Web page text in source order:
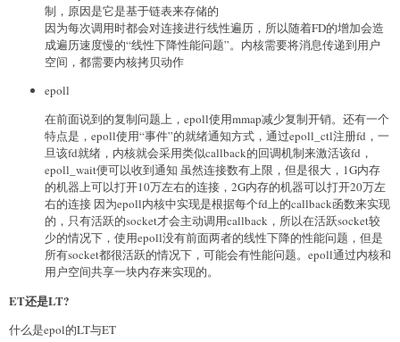
制，原因是它是基于链表来存储的
因为每次调用时都会对连接进行线性遍历，所以随着FD的增加会造
成遍历速度慢的“线性下降性能问题”。内核需要将消息传递到用户
空间，都需要内核拷贝动作
epoll
在前面说到的复制问题上，epoll使用mmap减少复制开销。还有一个
特点是，epoll使用“事件”的就绪通知方式，通过epoll_ctl注册fd，一
旦该fd就绪，内核就会采用类似callback的回调机制来激活该fd，
epoll_wait便可以收到通知 虽然连接数有上限，但是很大，1G内存
的机器上可以打开10万左右的连接，2G内存的机器可以打开20万左
右的连接 因为epoll内核中实现是根据每个fd上的callback函数来实现
的，只有活跃的socket才会主动调用callback，所以在活跃socket较
少的情况下，使用epoll没有前面两者的线性下降的性能问题，但是
所有socket都很活跃的情况下，可能会有性能问题。epoll通过内核和
用户空间共享一块内存来实现的。
ET还是LT?
什么是epol的LT与ET